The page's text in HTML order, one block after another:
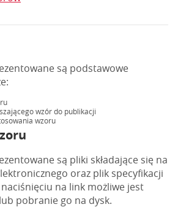
są podstawowe
wzór do publikacji
wzoru
są pliki składające się na
oraz plik specyfikacji
na link możliwe jest
pobranie go na dysk.